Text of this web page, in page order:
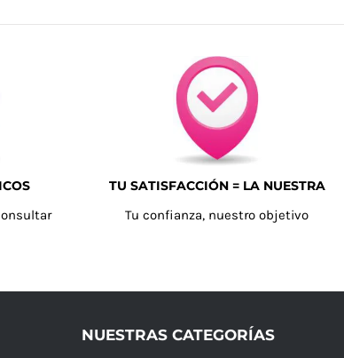
TU SATISFACCIÓN = LA NUESTRA
Tu confianza, nuestro objetivo
NUESTRAS CATEGORÍAS